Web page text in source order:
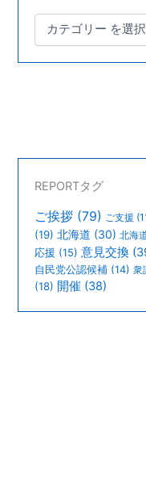
REPORTタグ
ご挨拶 (79) ご支援
(19) 北海道 (30) 北海
応援 (15) 意見交換
自民党公認候補 (14) 衆
(18) 開催 (38)